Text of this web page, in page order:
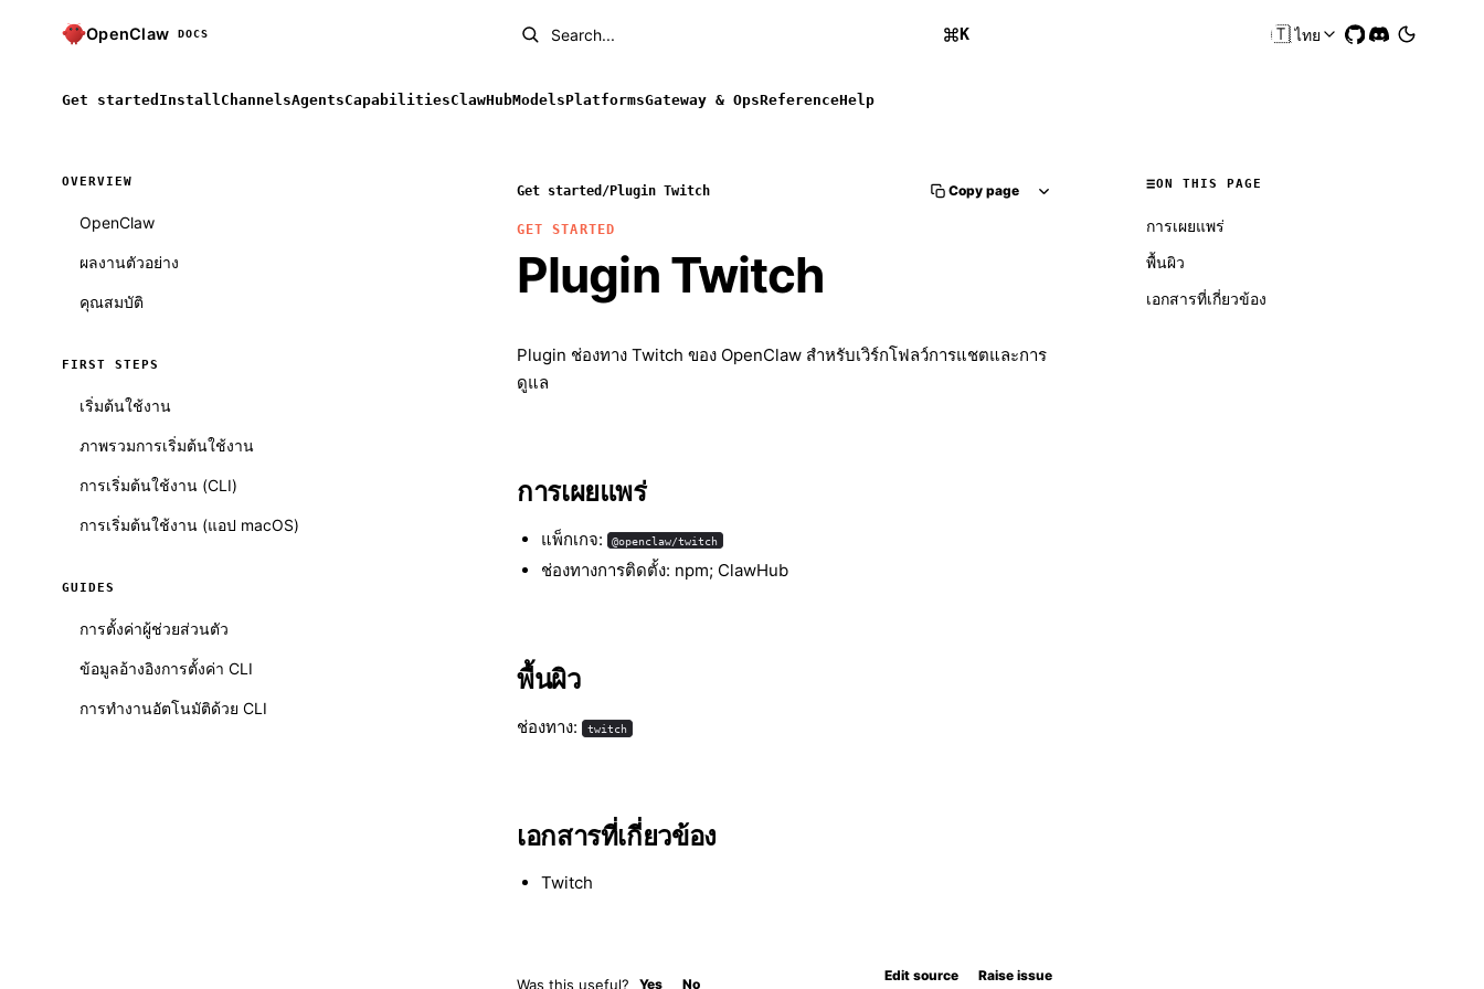
OpenClaw DOCS Search... K 🇹🇭ไทย
Get started Install ChannelsAgentsCapabilitiesClawHubModelsPlatformsGateway & OpsReferenceHelp
OVERVIEW
OpenClaw
ผลงานตัวอย่าง
คุณสมบัติ
FIRST STEPS
เริ่มต้นใช้งาน
ภาพรวมการเริ่มต้นใช้งาน
การเริ่มต้นใช้งาน (CLI)
การเริ่มต้นใช้งาน (แอป macOS)
GUIDES
การตั้งค่าผู้ช่วยส่วนตัว
ข้อมูลอ้างอิงการตั้งค่า CLI
การทำงานอัตโนมัติด้วย CLI
Get started /Plugin Twitch Copy page
GET STARTED
Plugin Twitch
Plugin ช่องทาง Twitch ของ OpenClaw สำหรับเวิร์กโฟลว์การแชตและการ
ดูแล
การเผยแพร่
แพ็กเกจ: @openclaw/twitch
ช่องทางการติดตั้ง: npm; ClawHub
พื้นผิว
ช่องทาง: twitch
เอกสารที่เกี่ยวข้อง
Twitch
Was this useful? Yes No
Edit source Raise issue
ON THIS PAGE
การเผยแพร่
พื้นผิว
เอกสารที่เกี่ยวข้อง